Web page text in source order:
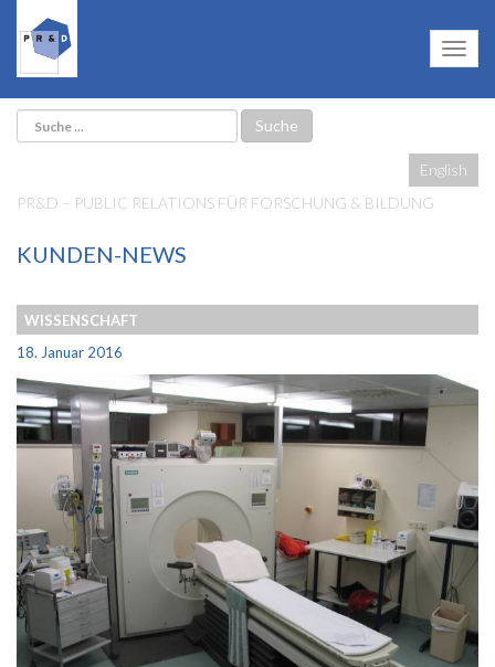
English
PR&D – PUBLIC RELATIONS FÜR FORSCHUNG & BILDUNG
KUNDEN-NEWS
WISSENSCHAFT
18. Januar 2016